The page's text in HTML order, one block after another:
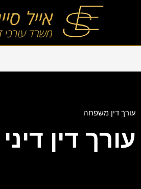
עורך דין משפחה
עורך דין